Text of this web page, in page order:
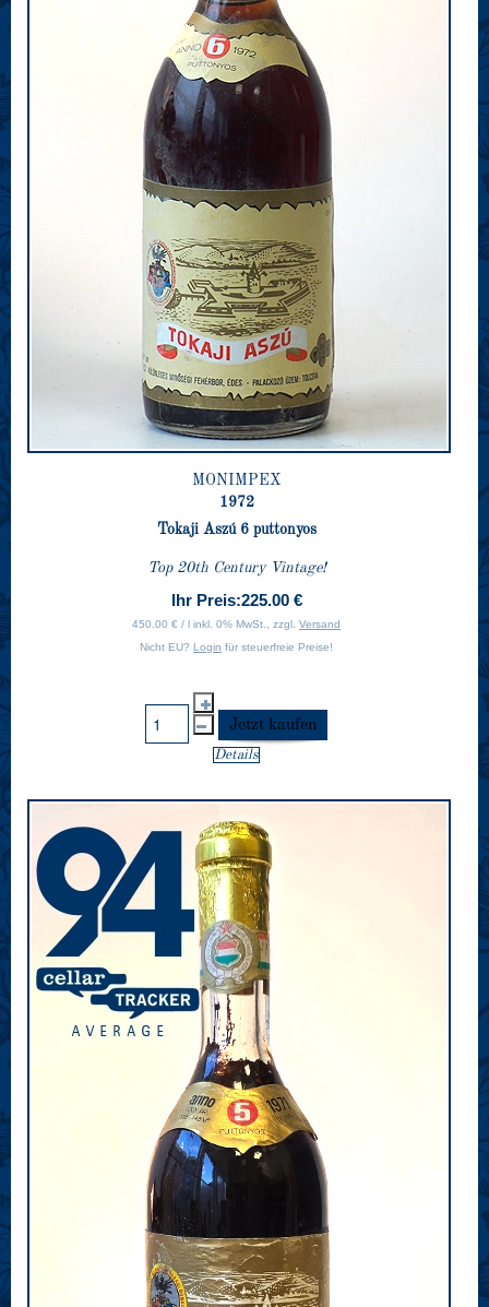
MONIMPEX
1972
Tokaji Aszú 6 puttonyos
Top 20th Century Vintage!
Ihr Preis:225.00 €
450.00 € / l inkl. 0% MwSt., zzgl. Versand
Nicht EU? Login für steuerfreie Preise!
Details